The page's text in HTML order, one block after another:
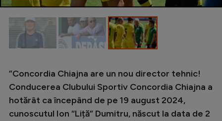
”Concordia Chiajna are un nou director tehnic!
Conducerea Clubului Sportiv Concordia Chiajna a
hotărât ca începând de pe 19 august 2024,
cunoscutul Ion “Liță” Dumitru, născut la data de 2